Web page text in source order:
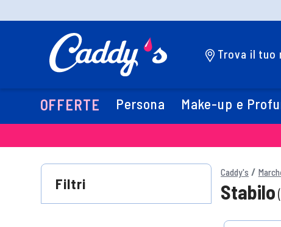
Trova il tuo
OFFERTE Persona Make-up e
Filtri
Caddy's
Stabilo